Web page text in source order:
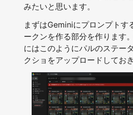
みたいと思います。
まずはGeminiにプロンプトす
ークンを作る部分を作ります
にはこのようにパルのステー
クショをアップロードしておき